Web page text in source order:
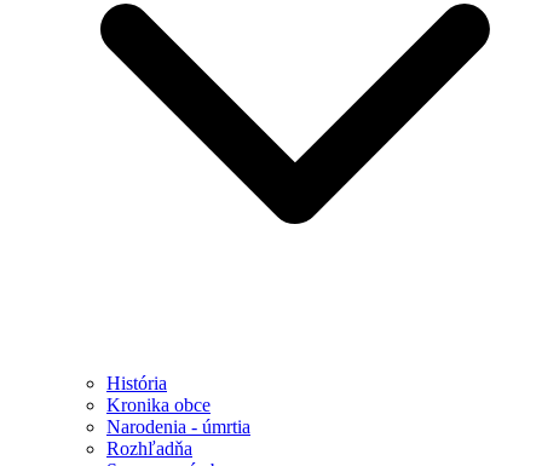
História
Kronika obce
Narodenia - úmrtia
Rozhľadňa